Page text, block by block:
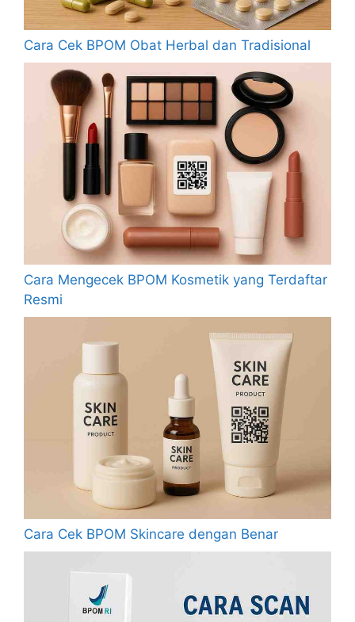
Cara Cek BPOM Obat Herbal dan Tradisional
Cara Mengecek BPOM Kosmetik yang Terdaftar
Resmi
Cara Cek BPOM Skincare dengan Benar